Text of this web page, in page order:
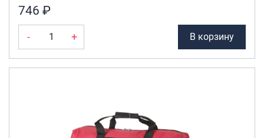
746 ₽
- + В корзину